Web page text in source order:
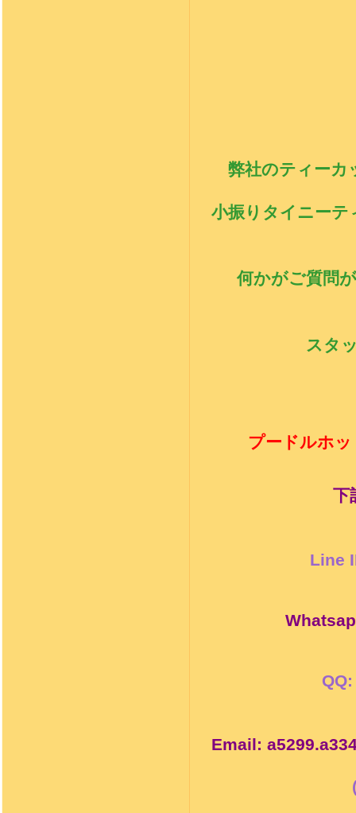
弊社のティーカ
小振りタイニーテ
何かがご質問
スタ
プードルホ
下
Line
Email: